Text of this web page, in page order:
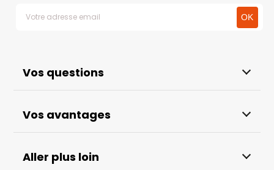
Vos questions
Vos avantages
Aller plus loin